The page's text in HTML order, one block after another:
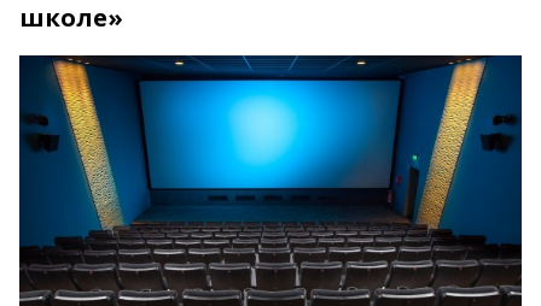
школе»